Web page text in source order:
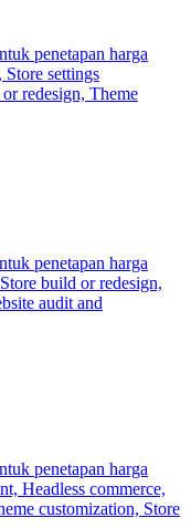
penetapan harga
settings
redesign, Theme
penetapan harga
build or redesign,
audit and
penetapan harga
Headless commerce,
customization, Store